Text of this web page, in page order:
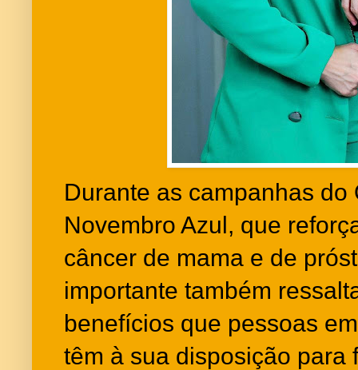
Durante as campanhas do
Novembro Azul, que
câncer de mama e de
importante também
benefícios que pessoas
têm à sua disposição para